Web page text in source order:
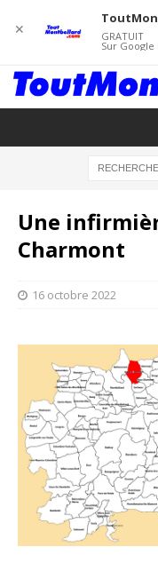
Une
Charmont
16 octobre 2022
✕ GRATUIT
Sur Google